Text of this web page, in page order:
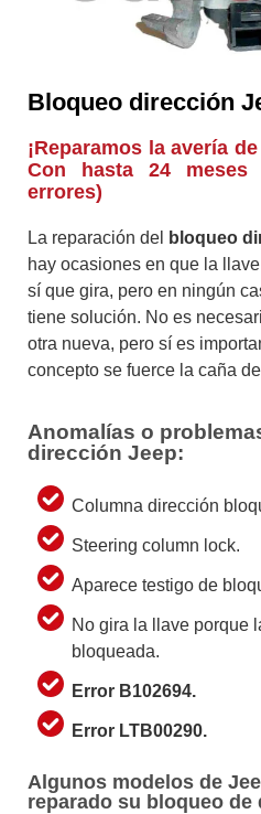
Bloqueo dirección
¡Reparamos la avería
Con hasta 24 meses
errores)
La reparación del bloqueo
hay ocasiones en que la
sí que gira, pero en ningún
tiene solución. No es
otra nueva, pero sí es
concepto se fuerce la caña
Anomalías o
dirección Jeep:
Columna dirección
Steering column lock.
Aparece testigo de
No gira la llave porque
bloqueada.
Error B102694.
Error LTB00290.
Algunos modelos de
reparado su bloqueo de